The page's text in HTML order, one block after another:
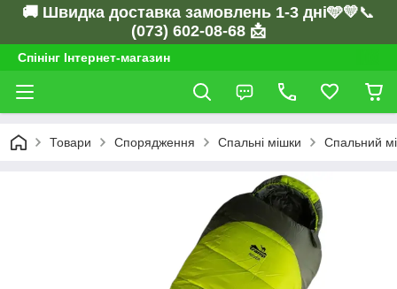
🚚 Швидка доставка замовлень 1-3 дні🩵💛📞
(073) 602-08-68 📩
Спінінг Інтернет-магазин
Товари Спорядження Спальні мішки Спальний